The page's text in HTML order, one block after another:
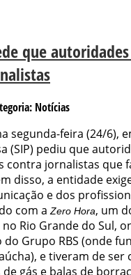
que
Notícias
segunda-feira (24/6),
(SIP) pediu que
contra jornalistas que
disso, a entidade
e dos
com aZero Hora, um
Rio Grande do Sul,
do Grupo RBS (onde
e tiveram de
gás e balas de